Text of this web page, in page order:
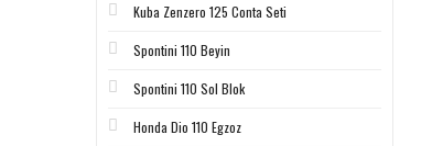
Kuba Zenzero 125 Conta Seti
Spontini 110 Beyin
Spontini 110 Sol Blok
Honda Dio 110 Egzoz